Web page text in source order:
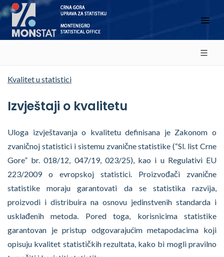
Kvalitet u statistici
Izvještaji o kvalitetu
Uloga izvještavanja o kvalitetu definisana je Zakonom o
zvaničnoj statistici i sistemu zvanične statistike (“Sl. list Crne
Gore” br. 018/12, 047/19, 023/25), kao i u Regulativi EU
223/2009 o evropskoj statistici. Proizvođači zvanične
statistike moraju garantovati da se statistika razvija,
proizvodi i distribuira na osnovu jedinstvenih standarda i
usklađenih metoda. Pored toga, korisnicima statistike
garantovan je pristup odgovarajućim metapodacima koji
opisuju kvalitet statističkih rezultata, kako bi mogli pravilno